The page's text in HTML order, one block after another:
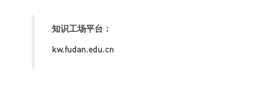
知识工场平台：
kw.fudan.edu.cn